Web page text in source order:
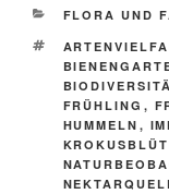
b
o
o
k
l
KATEGORIEN
FLORA UND
FRÜHLING ,
HUMMELN ,